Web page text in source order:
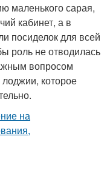
маленького сарая,
кабинет, а в
посиделок для всей
роль не отводилась
вопросом
которое